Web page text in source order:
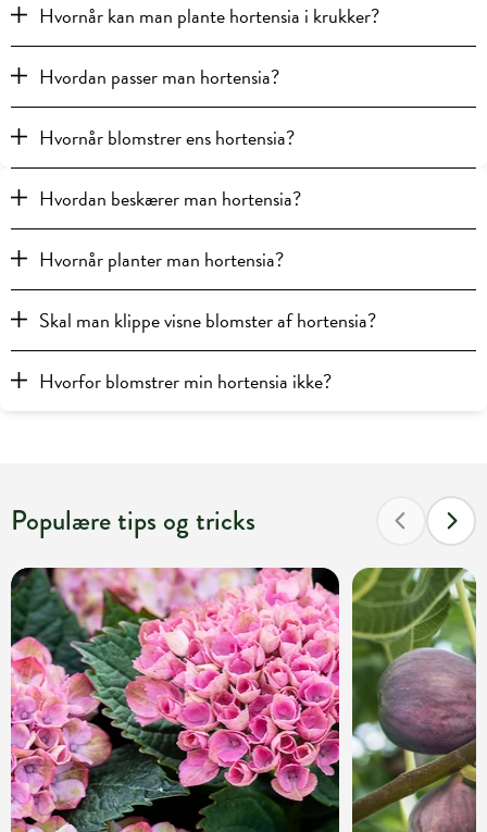
Hvornår kan man plante hortensia i krukker?
Hvordan passer man hortensia?
Hvornår blomstrer ens hortensia?
Hvordan beskærer man hortensia?
Hvornår planter man hortensia?
Skal man klippe visne blomster af hortensia?
Hvorfor blomstrer min hortensia ikke?
Populære tips og tricks